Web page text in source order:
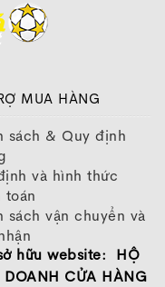
thủ yêu thích cảm
độ bền vượt trội.
MUA HÀNG
sách & Quy định
và hình thức
toán
sách vận chuyển và
sách bảo hành
sách bảo mật thông
hữu website: HỘ
DOANH CỬA HÀNG